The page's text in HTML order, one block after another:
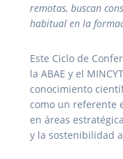
remotas, buscan
habitual en la
Este Ciclo de
la ABAE y el
conocimiento
como un referente
en áreas
y la sostenibilidad